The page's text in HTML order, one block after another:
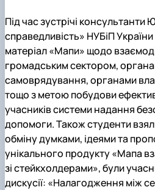
Під час зустрічі консультанти
справедливість» НУБіП
матеріал «Мапи» щодо
громадським сектором,
самоврядування, органами
тощо з метою побудови
учасників системи надання
допомоги. Також студенти
обміну думками, ідеями та
унікального продукту «Мапа
зі стейкхолдерами», були
дискусії: «Налагодження між